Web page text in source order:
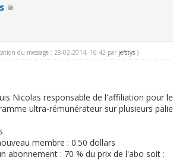
du message : 28-02-2014, 16:42 par jefstys.)
Nicolas responsable de l'affiliation pour
ultra-rémunérateur sur plusieurs
membre : 0.50 dollars
abonnement : 70 % du prix de l'abo soit :